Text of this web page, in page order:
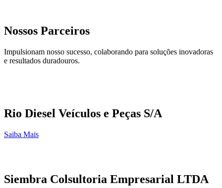
Nossos Parceiros
Impulsionam nosso sucesso, colaborando para soluções inovadoras
e resultados duradouros.
Rio Diesel Veículos e Peças S/A
Saiba Mais
Siembra Colsultoria Empresarial LTDA